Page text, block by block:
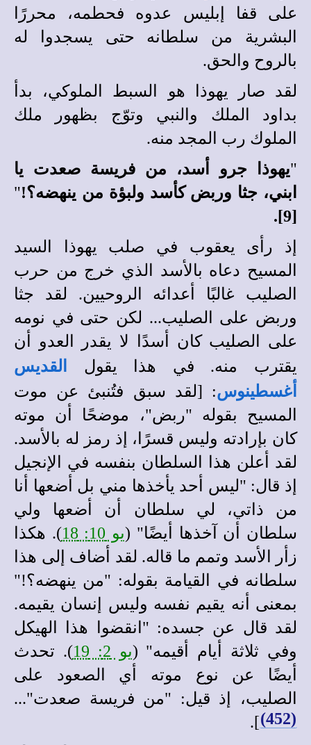
على قفا إبليس عدوه فحطمه، محررًا
البشرية من سلطانه حتى يسجدوا له
بالروح والحق.
لقد صار يهوذا هو السبط الملوكي، بدأ
بداود الملك والنبي وتوّج بظهور ملك
الملوك رب المجد منه.
"يهوذا جرو أسد، من فريسة صعدت يا
ابني، جثا وربض كأسد ولبؤة من ينهضه؟!"
[9].
إذ رأى يعقوب في صلب يهوذا السيد
المسيح دعاه بالأسد الذي خرج من حرب
الصليب غالبًا أعدائه الروحيين. لقد جثا
وربض على الصليب... لكن حتى في نومه
على الصليب كان أسدًا لا يقدر العدو أن
يقترب منه. في هذا يقول
القديس
أغسطينوس: [لقد سبق فتُنبئ عن موت
المسيح بقوله "ربض"، موضحًا أن موته
كان بإرادته وليس قسرًا، إذ رمز له بالأسد.
لقد أعلن هذا السلطان بنفسه في الإنجيل
إذ قال: "ليس أحد يأخذها مني بل أضعها أنا
من ذاتي، لي سلطان أن أضعها ولي
سلطان أن آخذها أيضًا" (يو 10: 18
). هكذا
زأر الأسد وتمم ما قاله. لقد أضاف إلى هذا
سلطانه في القيامة بقوله: "من ينهضه؟!"
بمعنى أنه يقيم نفسه وليس إنسان يقيمه.
لقد قال عن جسده: "انقضوا هذا الهيكل
وفي ثلاثة أيام أقيمه" (يو 2: 19
). تحدث
أيضًا عن نوع موته أي الصعود على
الصليب، إذ قيل: "من فريسة صعدت"...
(452)
].